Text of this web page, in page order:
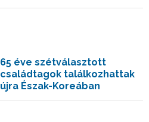
65 éve szétválasztott
családtagok találkozhattak
újra Észak-Koreában